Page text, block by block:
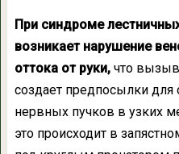
При синдроме
возникает нарушение
оттока от руки, что
создает предпосылки для
нервных пучков в узких
это происходит в